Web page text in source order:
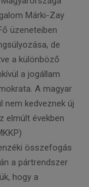
Márki-Zay
üzeneteiben
de
a különböző
a jogállam
A magyar
nem kedveznek új
elmúlt években
összefogás
a pártrendszer
hogy a